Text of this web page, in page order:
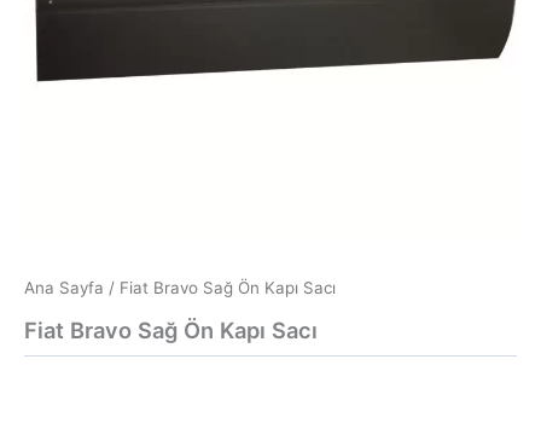
Ana Sayfa / Fiat Bravo Sağ Ön Kapı Sacı
Fiat Bravo Sağ Ön Kapı Sacı